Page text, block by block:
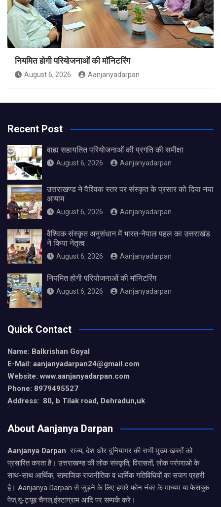
नियमित होगी परियोजनाओं की मॉनिटरिंग
August 6, 2026 Aanjanyadarpan
Recent Post
वाह्य सहायतित परियोजनाओं की प्रगति की समीक्षा
August 6, 2026 Aanjanyadarpan
उत्तराखण्ड ने वैश्विक स्तर पर संस्कृत के प्रसार को दिया नया
आयाम
August 6, 2026 Aanjanyadarpan
वैश्विक संस्कृत अनुसंधान में भारत-नेपाल पहल का उत्तराखंड
ने किया नेतृत्व
August 6, 2026 Aanjanyadarpan
नियमित होगी परियोजनाओं की मॉनिटरिंग
August 6, 2026 Aanjanyadarpan
Quick Contact
Name: Balkrishan Goyal
E-Mail: aanjanyadarpan24@gmail.com
Website: www.aanjanyadarpan.com
Phone: 8979495527
Address: 80, b Tilak road, Dehradun,uk
About Aanjanya Darpan
Aanjanya Darpan राज्य, देश और दुनियाभर की सभी मुख्य खबरों को
प्रसारित करता है। उत्तराखण्ड की लोक संस्कृति, विरासतों, लोक परंपराओ के
साथ-साथ आर्थिक, सामाजिक राजनीतिक व धार्मिक गतिविधियों का सजग प्रहरी
है। Aanjanya Darpan से जुड़ने के लिए हमारे फोन नंबर के माध्यम या फेसबुक
पेज,यू-ट्यूब चैनल,इंस्टाग्राम आदि पर सम्पर्क करे।